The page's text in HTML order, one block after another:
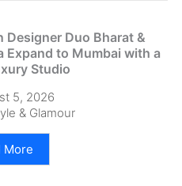
Designer Duo Bharat &
Expand to Mumbai with a
Studio
5, 2026
& Glamour
More